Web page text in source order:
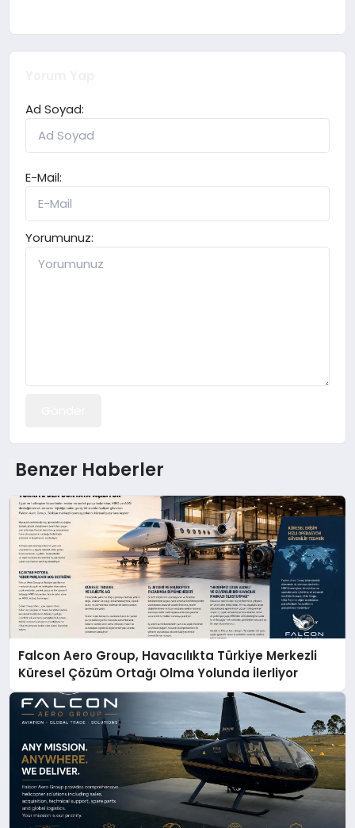
Ad Soyad:
E-Mail:
Yorumunuz:
Benzer Haberler
Falcon Aero Group, Havacılıkta Türkiye Merkezli
Küresel Çözüm Ortağı Olma Yolunda İlerliyor